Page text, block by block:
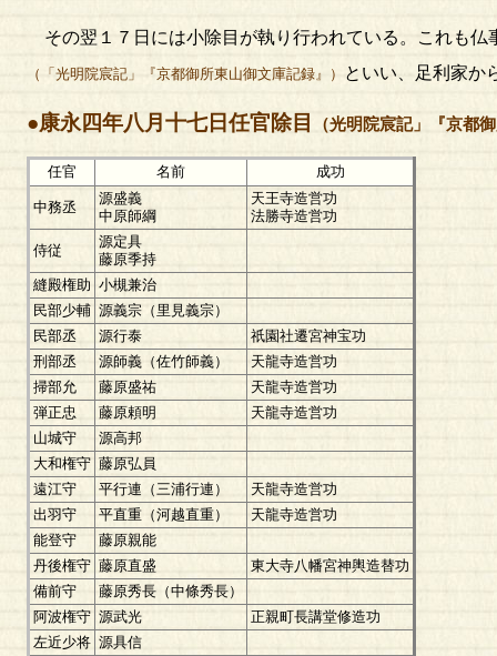
その翌１７日には小除目が執り行われている。これも仏
（「光明院宸記」『京都御所東山御文庫記録』） といい、足利家か
●康永四年八月十七日任官除目 （光明院宸記」『京
任官 名前 成功
中務丞
源盛義
中原師綱
天王寺造営功
法勝寺造営功
侍従
源定具
藤原季持
縫殿権助 小槻兼治
民部少輔 源義宗（里見義宗）
民部丞
源行泰
祇園社遷宮神宝功
刑部丞
源師義（佐竹師義）
天龍寺造営功
掃部允
藤原盛祐
天龍寺造営功
弾正忠
藤原頼明
天龍寺造営功
山城守
源高邦
大和権守 藤原弘員
遠江守
平行連（三浦行連）
天龍寺造営功
出羽守
平直重（河越直重）
天龍寺造営功
能登守
藤原親能
丹後権守 藤原直盛
東大寺八幡宮神輿造替功
備前守
藤原秀長（中條秀長）
阿波権守 源武光
正親町長講堂修造功
左近少将 源具信